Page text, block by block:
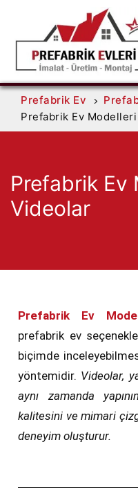
Prefabrik Ev
Prefabrik Ev
Prefabrik Ev
Videolar
Prefabrik Ev
prefabrik ev
biçimde
yöntemidir. Videolar,
aynı zamanda
kalitesini ve mimari
deneyim oluşturur.